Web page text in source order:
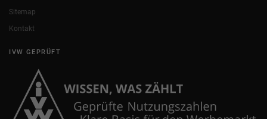
Sitemap
Kontakt
IVW GEPRÜFT